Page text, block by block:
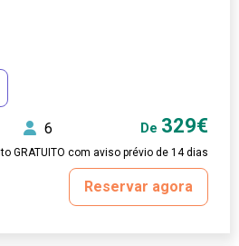
6 De 329€
GRATUITO com aviso prévio de 14 dias
Reservar agora